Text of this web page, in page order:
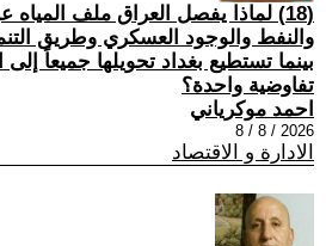
(18) لماذا يفصل العراق ملف المياه
والنفط والوجود العسكري وطريق
بينما تستطيع بغداد تحويلها جميعاً إلى
تفاوضية واحدة؟
احمد موكرياني
2026 / 8 / 8
الادارة و الاقتصاد